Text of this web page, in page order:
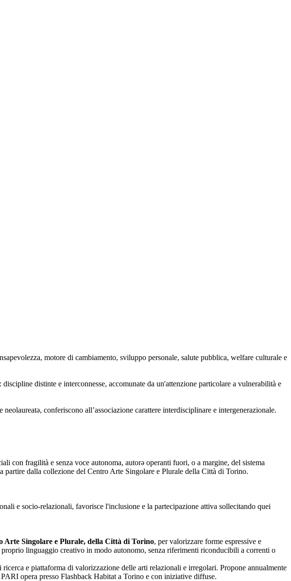
motore di cambiamento, sviluppo personale, salute pubblica, welfare culturale e
: discipline distinte e interconnesse, accomunate da un'attenzione particolare a vulnerabilità e
conferiscono all’associazione carattere interdisciplinare e intergenerazionale.
con fragilità e senza voce autonoma, autorə operanti fuori, o a margine, del sistema
dalla collezione del Centro Arte Singolare e Plurale della Città di Torino.
e socio-relazionali, favorisce l'inclusione e la partecipazione attiva sollecitando quei
Arte Singolare e Plurale, della Città di Torino, per valorizzare forme espressive e
linguaggio creativo in modo autonomo, senza riferimenti riconducibili a correnti o
e piattaforma di valorizzazione delle arti relazionali e irregolari. Propone annualmente
opera presso Flashback Habitat a Torino e con iniziative diffuse.